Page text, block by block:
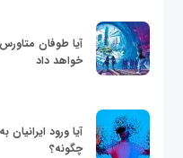
آیا طوفان
خواهد داد
آیا ورود
چگونه؟